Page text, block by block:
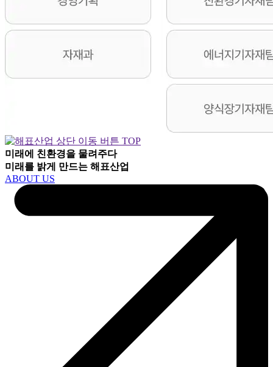
TOP
미래에 친환경을 물려주다
미래를 밝게 만드는 해표산업
ABOUT US